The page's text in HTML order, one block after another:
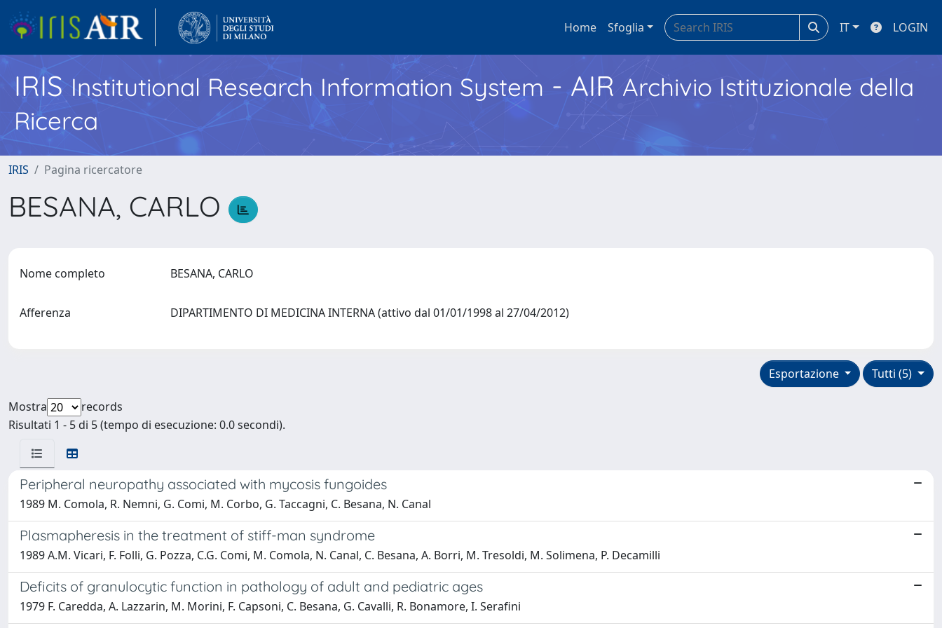
Home Sfoglia IT LOGIN
IRISInstitutional Research Information System - AIR Archivio Istituzionale della
Ricerca
IRIS Pagina ricercatore
BESANA, CARLO
Nome completo BESANA, CARLO
Afferenza DIPARTIMENTO DI MEDICINA INTERNA (attivo dal 01/01/1998 al 27/04/2012)
Tutti (5)
Esportazione
Mostra
records
Risultati 1 - 5 di 5 (tempo di esecuzione: 0.0 secondi).
Peripheral neuropathy associated with mycosis fungoides
1989 M. Comola, R. Nemni, G. Comi, M. Corbo, G. Taccagni, C. Besana, N. Canal
Plasmapheresis in the treatment of stiff-man syndrome
1989 A.M. Vicari, F. Folli, G. Pozza, C.G. Comi, M. Comola, N. Canal, C. Besana, A. Borri, M. Tresoldi, M. Solimena, P. Decamilli
Deficits of granulocytic function in pathology of adult and pediatric ages
1979 F. Caredda, A. Lazzarin, M. Morini, F. Capsoni, C. Besana, G. Cavalli, R. Bonamore, I. Serafini